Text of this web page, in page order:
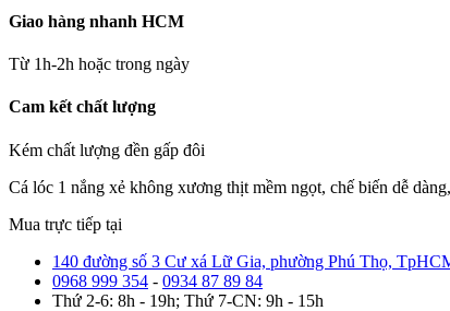
Giao hàng nhanh HCM
Từ 1h-2h hoặc trong ngày
Cam kết chất lượng
Kém chất lượng đền gấp đôi
Cá lóc 1 nắng xẻ không xương thịt mềm ngọt, chế biến dễ
Mua trực tiếp tại
140 đường số 3 Cư xá Lữ Gia, phường Phú Thọ,
0968 999 354 - 0934 87 89 84
Thứ 2-6: 8h - 19h; Thứ 7-CN: 9h - 15h